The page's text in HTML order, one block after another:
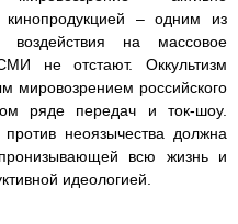
кинопродукцией – одним из
на массовое
не отстают. Оккультизм
мировозрением российского
ряде передач и ток-шоу.
неоязычества должна
всю жизнь и
идеологией.